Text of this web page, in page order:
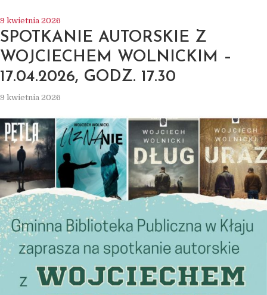
9 kwietnia 2026
SPOTKANIE AUTORSKIE Z
WOJCIECHEM WOLNICKIM –
17.04.2026, GODZ. 17.30
9 kwietnia 2026